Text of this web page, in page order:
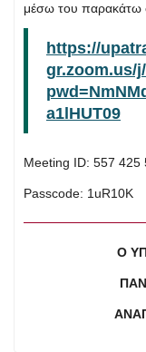
μέσω του παρακάτω
https://
gr.zoom.us/
a1lHUT09
Meeting ID: 557 425
Passcode: 1uR10K
Ο